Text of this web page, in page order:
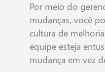
Por meio do
mudanças, você
cultura de
equipe esteja
mudança em vez